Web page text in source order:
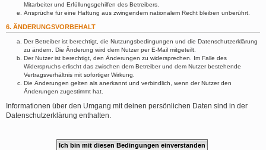
Mitarbeiter und Erfüllungsgehilfen des Betreibers.
Ansprüche für eine Haftung aus zwingendem nationalem Recht bleiben unberührt.
6. ÄNDERUNGSVORBEHALT
Der Betreiber ist berechtigt, die Nutzungsbedingungen und die Datenschutzerklärung
zu ändern. Die Änderung wird dem Nutzer per E-Mail mitgeteilt.
Der Nutzer ist berechtigt, den Änderungen zu widersprechen. Im Falle des
Widerspruchs erlischt das zwischen dem Betreiber und dem Nutzer bestehende
Vertragsverhältnis mit sofortiger Wirkung.
Die Änderungen gelten als anerkannt und verbindlich, wenn der Nutzer den
Änderungen zugestimmt hat.
Informationen über den Umgang mit deinen persönlichen Daten sind in der
Datenschutzerklärung enthalten.